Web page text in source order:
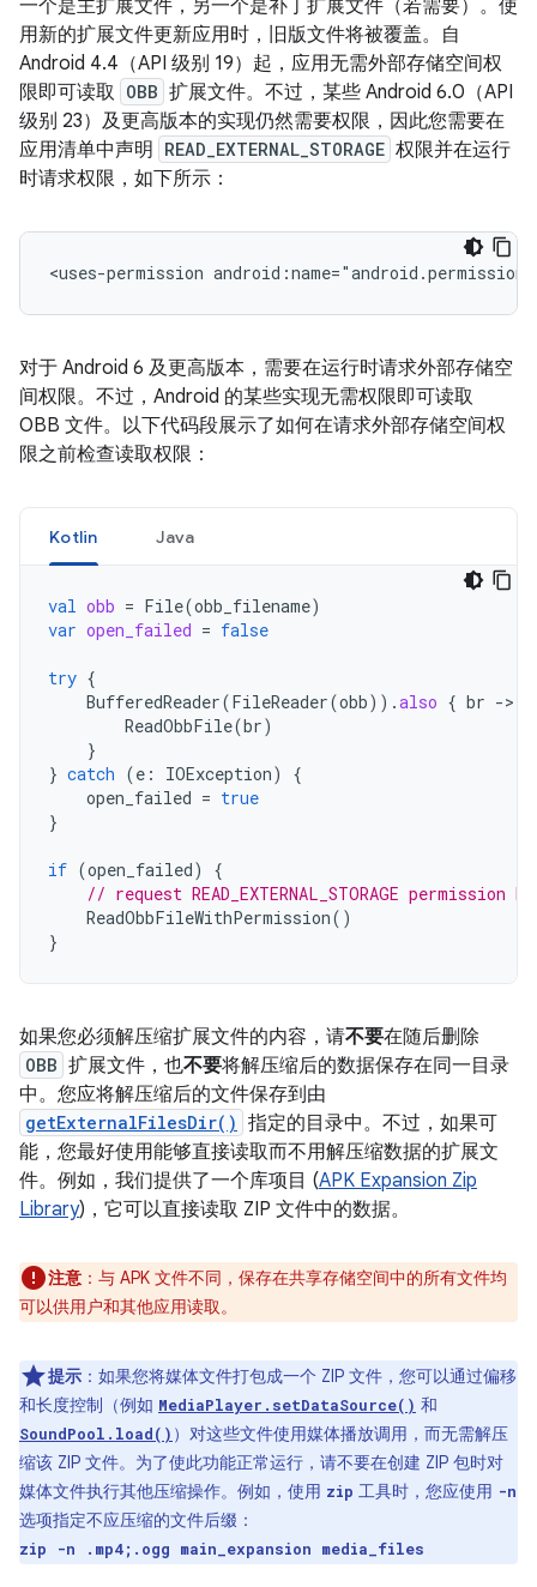
一个是主扩展文件，另一个是补丁扩展文件（若需要）。使
用新的扩展文件更新应用时，旧版文件将被覆盖。自
Android 4.4（API 级别 19）起，应用无需外部存储空间权
限即可读取 OBB 扩展文件。不过，某些 Android 6.0（API
级别 23）及更高版本的实现仍然需要权限，因此您需要在
应用清单中声明
READ_EXTERNAL_STORAGE 权限并在运行
时请求权限，如下所示：
<uses-permission
对于 Android 6 及更高版本，需要在运行时请求外部存储空
间权限。不过，Android 的某些实现无需权限即可读取
OBB 文件。以下代码段展示了如何在请求外部存储空间权
限之前检查读取权限：
Kotlin Java
val obb = File(obb_filename)
var open_failed = false
try {
BufferedReader(FileReader(obb)).also { br -
ReadObbFile(br)
}
} catch (e : IOException)
{
open_failed = true
}
if (open_failed)
{
// request READ_EXTERNAL_STORAGE
ReadObbFileWithPermission()
}
如果您必须解压缩扩展文件的内容，请不要在随后删除
OBB 扩展文件，也不要将解压缩后的数据保存在同一目录
中。您应将解压缩后的文件保存到由
getExternalFilesDir() 指定的目录中。不过，如果可
能，您最好使用能够直接读取而不用解压缩数据的扩展文
件。例如，我们提供了一个库项目 (APK Expansion Zip
Library)，它可以直接读取 ZIP 文件中的数据。
注意 ：与 APK 文件不同，保存在共享存储空间中的所有文件均
可以供用户和其他应用读取。
提示 ：如果您将媒体文件打包成一个 ZIP 文件，您可以通过偏移
和长度控制（例如 MediaPlayer.setDataSource() 和
SoundPool.load() ）对这些文件使用媒体播放调用，而无需解压
缩该 ZIP 文件。为了使此功能正常运行，请不要在创建 ZIP 包时对
媒体文件执行其他压缩操作。例如，使用 zip 工具时，您应使用 -n
选项指定不应压缩的文件后缀：
zip -n .mp4;.ogg main_expansion media_files